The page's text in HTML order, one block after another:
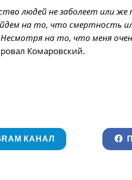
людей не заболеет или же
на то, что смертность
на то, что меня
Комаровский.
КАНАЛ